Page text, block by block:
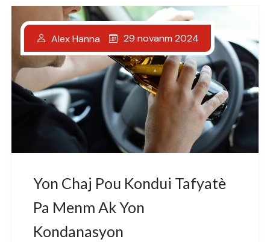
Yon Chaj Pou Kondui Tafyatè
Pa Menm Ak Yon
Kondanasyon
Alex Hanna 29 novanm 2024